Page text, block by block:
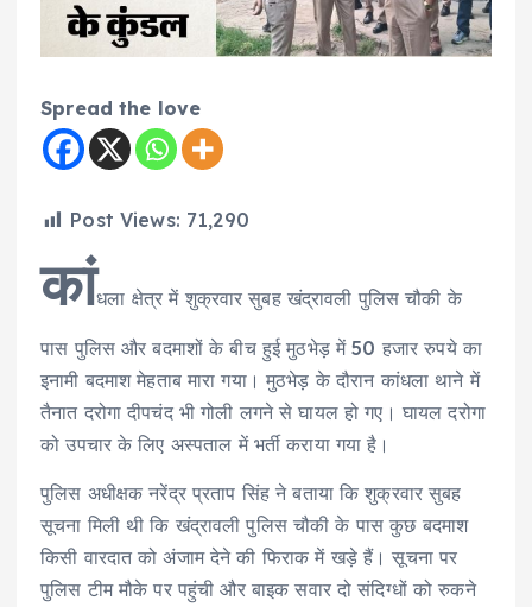
Spread the love
Post Views: 71,290
कांधला क्षेत्र में शुक्रवार सुबह खंद्रावली पुलिस चौकी के
पास पुलिस और बदमाशों के बीच हुई मुठभेड़ में 50 हजार रुपये का
इनामी बदमाश मेहताब मारा गया। मुठभेड़ के दौरान कांधला थाने में
तैनात दरोगा दीपचंद भी गोली लगने से घायल हो गए। घायल दरोगा
को उपचार के लिए अस्पताल में भर्ती कराया गया है।
पुलिस अधीक्षक नरेंद्र प्रताप सिंह ने बताया कि शुक्रवार सुबह
सूचना मिली थी कि खंद्रावली पुलिस चौकी के पास कुछ बदमाश
किसी वारदात को अंजाम देने की फिराक में खड़े हैं। सूचना पर
पुलिस टीम मौके पर पहुंची और बाइक सवार दो संदिग्धों को रुकने